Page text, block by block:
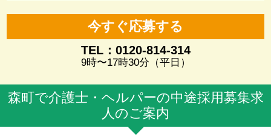
今すぐ応募する
TEL：0120-814-314
9時〜17時30分（平日）
森町で介護士・ヘルパーの中途採用募集求
人のご案内